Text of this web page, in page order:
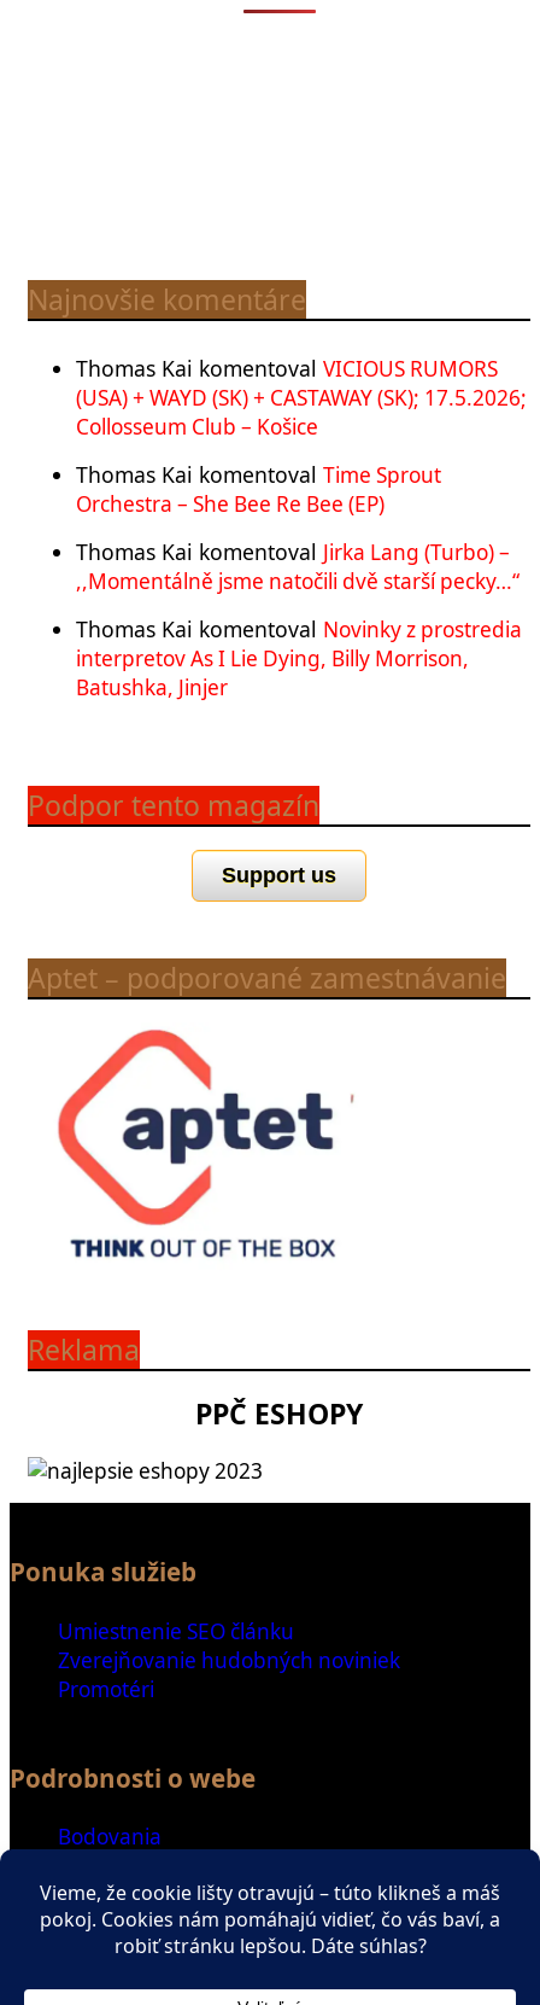
Najnovšie komentáre
Thomas Kai komentoval VICIOUS RUMORS
(USA) + WAYD (SK) + CASTAWAY (SK); 17.5.2026;
Collosseum Club – Košice
Thomas Kai komentoval Time Sprout
Orchestra – She Bee Re Bee (EP)
Thomas Kai komentoval Jirka Lang (Turbo) –
,,Momentálně jsme natočili dvě starší pecky…“
Thomas Kai komentoval Novinky z prostredia
interpretov As I Lie Dying, Billy Morrison,
Batushka, Jinjer
Podpor tento magazín
Support us
Aptet – podporované zamestnávanie
Reklama
PPČ ESHOPY
Ponuka služieb
Umiestnenie SEO článku
Zverejňovanie hudobných noviniek
Promotéri
Podrobnosti o webe
Bodovania
Ďalšie odkazy